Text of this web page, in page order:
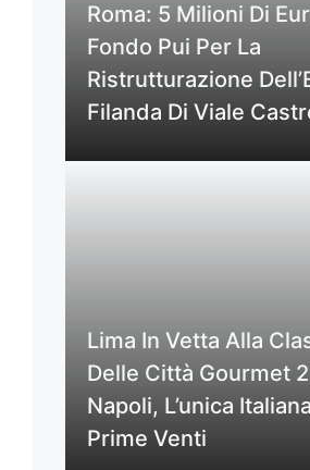
Roma: 5 Milioni Di
Fondo Pui Per La
Ristrutturazione
Filanda Di Viale
Lima In Vetta Alla
Delle Città Gourmet
Napoli, L’unica
Prime Venti